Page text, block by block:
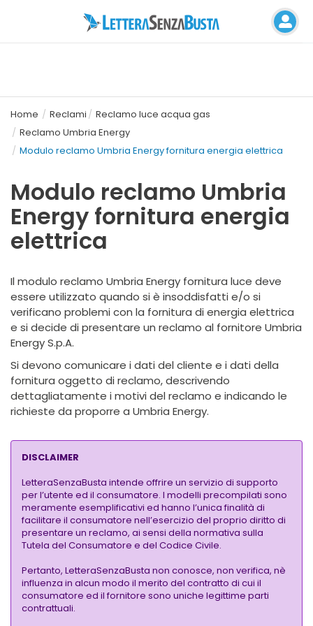
Home Reclami
Reclamo luce acqua gas
Reclamo Umbria Energy
Modulo reclamo Umbria Energy fornitura energia elettrica
Modulo reclamo Umbria
Energy fornitura energia
elettrica
Il modulo reclamo Umbria Energy fornitura luce deve
essere utilizzato quando si è insoddisfatti e/o si
verificano problemi con la fornitura di energia elettrica
e si decide di presentare un reclamo al fornitore Umbria
Energy S.p.A.
Si devono comunicare i dati del cliente e i dati della
fornitura oggetto di reclamo, descrivendo
dettagliatamente i motivi del reclamo e indicando le
richieste da proporre a Umbria Energy.
DISCLAIMER
LetteraSenzaBusta intende offrire un servizio di supporto
per l’utente ed il consumatore. I modelli precompilati sono
meramente esemplificativi ed hanno l’unica finalità di
facilitare il consumatore nell’esercizio del proprio diritto di
presentare un reclamo, ai sensi della normativa sulla
Tutela del Consumatore e del Codice Civile.
Pertanto, LetteraSenzaBusta non conosce, non verifica, nè
influenza in alcun modo il merito del contratto di cui il
consumatore ed il fornitore sono uniche legittime parti
contrattuali.